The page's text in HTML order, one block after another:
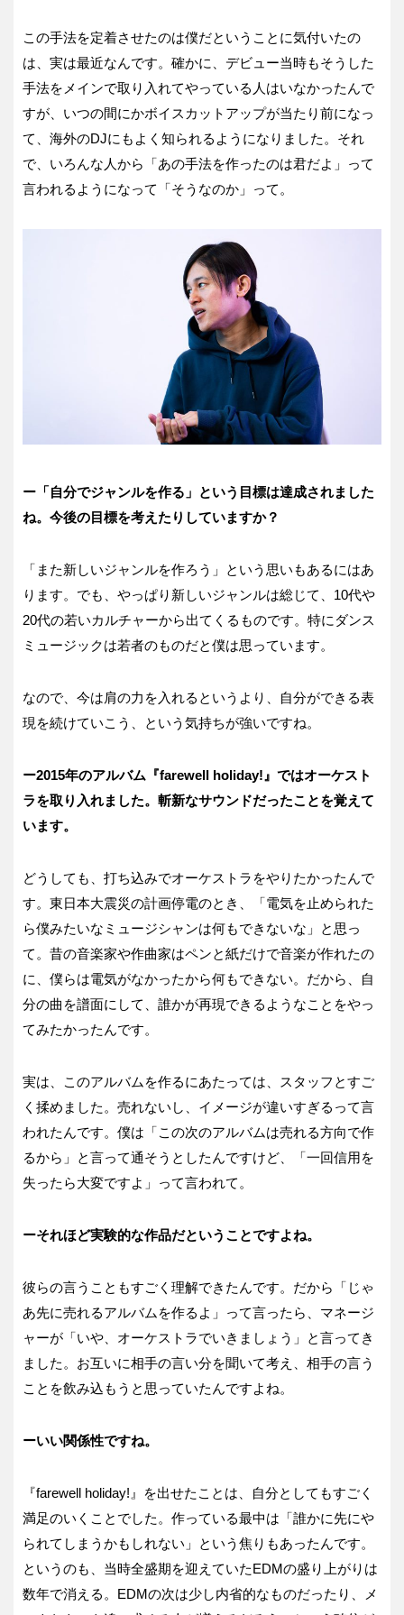
この手法を定着させたのは僕だということに気付いたの
は、実は最近なんです。確かに、デビュー当時もそうした
手法をメインで取り入れてやっている人はいなかったんで
すが、いつの間にかボイスカットアップが当たり前になっ
て、海外のDJにもよく知られるようになりました。それ
で、いろんな人から「あの手法を作ったのは君だよ」って
言われるようになって「そうなのか」って。
ー「自分でジャンルを作る」という目標は達成されました
ね。今後の目標を考えたりしていますか？
「また新しいジャンルを作ろう」という思いもあるにはあ
ります。でも、やっぱり新しいジャンルは総じて、10代や
20代の若いカルチャーから出てくるものです。特にダンス
ミュージックは若者のものだと僕は思っています。
なので、今は肩の力を入れるというより、自分ができる表
現を続けていこう、という気持ちが強いですね。
ー2015年のアルバム『farewell holiday!』ではオーケスト
ラを取り入れました。斬新なサウンドだったことを覚えて
います。
どうしても、打ち込みでオーケストラをやりたかったんで
す。東日本大震災の計画停電のとき、「電気を止められた
ら僕みたいなミュージシャンは何もできないな」と思っ
て。昔の音楽家や作曲家はペンと紙だけで音楽が作れたの
に、僕らは電気がなかったから何もできない。だから、自
分の曲を譜面にして、誰かが再現できるようなことをやっ
てみたかったんです。
実は、このアルバムを作るにあたっては、スタッフとすご
く揉めました。売れないし、イメージが違いすぎるって言
われたんです。僕は「この次のアルバムは売れる方向で作
るから」と言って通そうとしたんですけど、「一回信用を
失ったら大変ですよ」って言われて。
ーそれほど実験的な作品だということですよね。
彼らの言うこともすごく理解できたんです。だから「じゃ
あ先に売れるアルバムを作るよ」って言ったら、マネージ
ャーが「いや、オーケストラでいきましょう」と言ってき
ました。お互いに相手の言い分を聞いて考え、相手の言う
ことを飲み込もうと思っていたんですよね。
ーいい関係性ですね。
『farewell holiday!』を出せたことは、自分としてもすごく
満足のいくことでした。作っている最中は「誰かに先にや
られてしまうかもしれない」という焦りもあったんです。
というのも、当時全盛期を迎えていたEDMの盛り上がりは
数年で消える。EDMの次は少し内省的なものだったり、メ